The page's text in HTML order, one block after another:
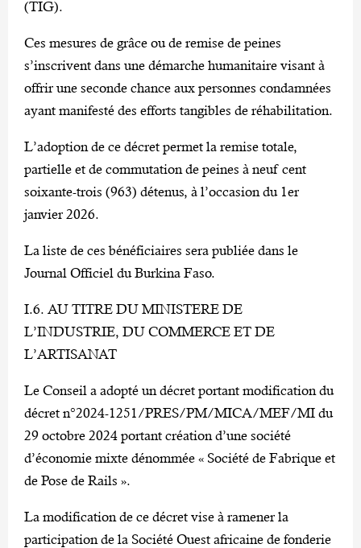
(TIG).
Ces mesures de grâce ou de remise de peines
s’inscrivent dans une démarche humanitaire visant à
offrir une seconde chance aux personnes condamnées
ayant manifesté des efforts tangibles de réhabilitation.
L’adoption de ce décret permet la remise totale,
partielle et de commutation de peines à neuf cent
soixante-trois (963) détenus, à l’occasion du 1er
janvier 2026.
La liste de ces bénéficiaires sera publiée dans le
Journal Officiel du Burkina Faso.
I.6. AU TITRE DU MINISTERE DE
L’INDUSTRIE, DU COMMERCE ET DE
L’ARTISANAT
Le Conseil a adopté un décret portant modification du
décret n°2024-1251/PRES/PM/MICA/MEF/MI du
29 octobre 2024 portant création d’une société
d’économie mixte dénommée « Société de Fabrique et
de Pose de Rails ».
La modification de ce décret vise à ramener la
participation de la Société Ouest africaine de fonderie